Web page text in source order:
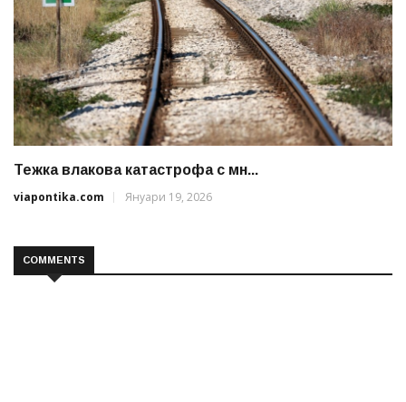
Тежка влакова катастрофа с мн...
viapontika.com
Януари 19, 2026
COMMENTS